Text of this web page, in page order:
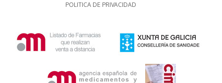
POLITICA DE PRIVACIDAD